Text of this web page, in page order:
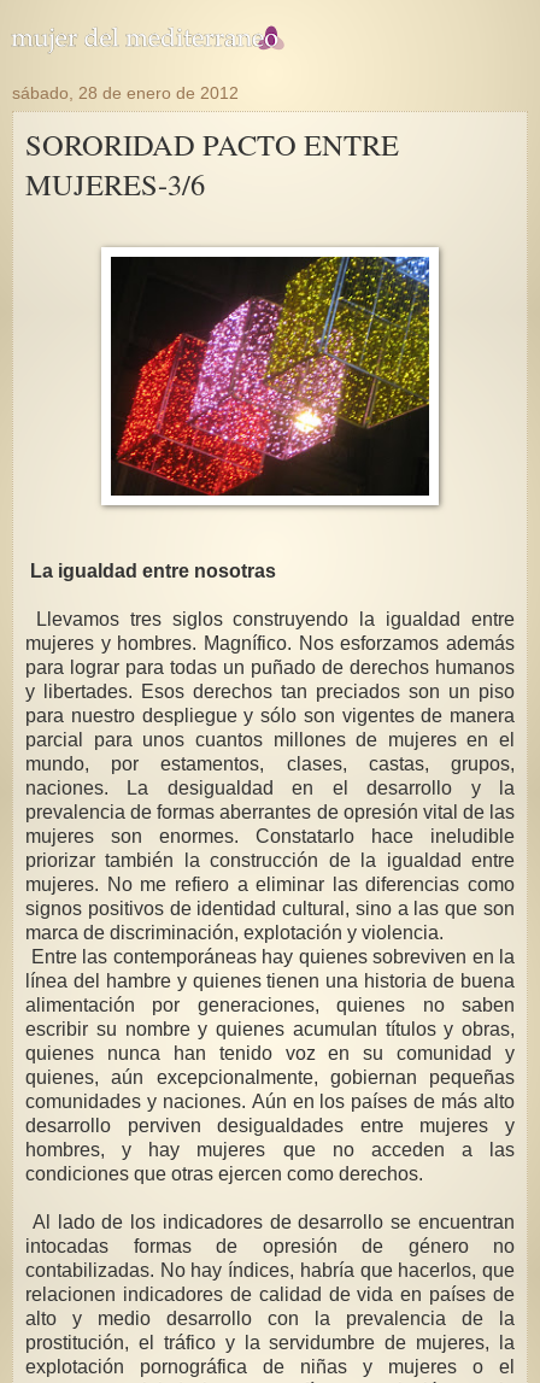
sábado, 28 de enero de 2012
SORORIDAD PACTO ENTRE
MUJERES-3/6
La igualdad entre nosotras
Llevamos tres siglos construyendo la igualdad entre
mujeres y hombres. Magnífico. Nos esforzamos además
para lograr para todas un puñado de derechos humanos
y libertades. Esos derechos tan preciados son un piso
para nuestro despliegue y sólo son vigentes de manera
parcial para unos cuantos millones de mujeres en el
mundo, por estamentos, clases, castas, grupos,
naciones. La desigualdad en el desarrollo y la
prevalencia de formas aberrantes de opresión vital de las
mujeres son enormes. Constatarlo hace ineludible
priorizar también la construcción de la igualdad entre
mujeres. No me refiero a eliminar las diferencias como
signos positivos de identidad cultural, sino a las que son
marca de discriminación, explotación y violencia.
Entre las contemporáneas hay quienes sobreviven en la
línea del hambre y quienes tienen una historia de buena
alimentación por generaciones, quienes no saben
escribir su nombre y quienes acumulan títulos y obras,
quienes nunca han tenido voz en su comunidad y
quienes, aún excepcionalmente, gobiernan pequeñas
comunidades y naciones. Aún en los países de más alto
desarrollo perviven desigualdades entre mujeres y
hombres, y hay mujeres que no acceden a las
condiciones que otras ejercen como derechos.
Al lado de los indicadores de desarrollo se encuentran
intocadas formas de opresión de género no
contabilizadas. No hay índices, habría que hacerlos, que
relacionen indicadores de calidad de vida en países de
alto y medio desarrollo con la prevalencia de la
prostitución, el tráfico y la servidumbre de mujeres, la
explotación pornográfica de niñas y mujeres o el